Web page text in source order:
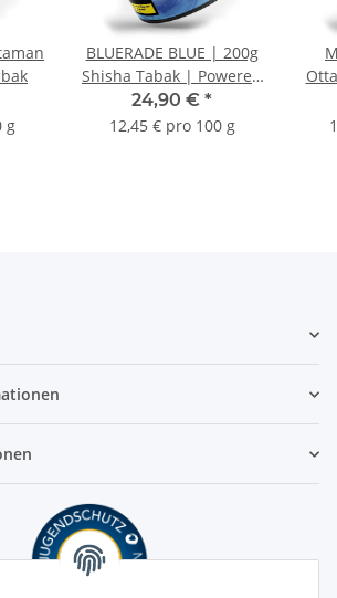
g
BLUERADE BLUE | 200g
Shisha Tabak | Powered
by Ottaman
24,90 € *
12,45 € pro 100 g